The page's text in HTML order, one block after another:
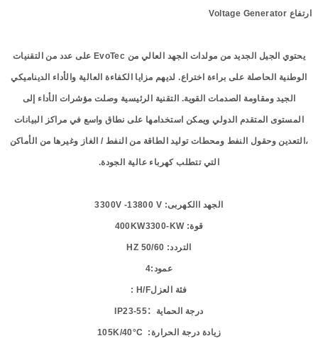
ارتفاع Voltage Generator
يحتوي الجيل الجديد من مولدات الجهد العالي من EvoTec على عدد من التقنيات
الوطنية الحاصلة على براءة اختراع. لديهم مزايا الكفاءة العالية والأداء الديناميكي
الجيد ومقاومة الصدمات القوية. التقنية الرئيسية وصلت مؤشرات الأداء إلى
المستوى المتقدم الدولي ويمكن استخدامها على نطاق واسع في مراكز البيانات
،التعدين وحقول النفط ومحطات توليد الطاقة من النفط / الغاز وغيرها من الأماكن
التي تتطلب كهرباء عالية الجودة.
الجهد االكهربى: 3300
V -13800 V
قوة: 400
KW3300-KW
التردد: 50/60
HZ
عمود:
4
فئة العزلH/F :
درجة الحماية ：
IP23-55
زيادة درجة الحرارة:
05K/40°C